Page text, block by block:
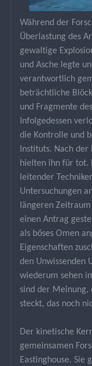
Während der
Überlastung des
gewaltige
und Asche legte
verantwortlich
beträchtliche
und Fragmente
Infolgedessen
die Kontrolle und
Instituts. Nach der
hielten ihn für tot.
leitender
Untersuchungen
längeren
einen Antrag
als böses Omen
Eigenschaften
den Unwissenden
wiederum sehen
sind der Meinung,
steckt, das noch
Der kinetische
gemeinsamen
Eastinghouse. Sie